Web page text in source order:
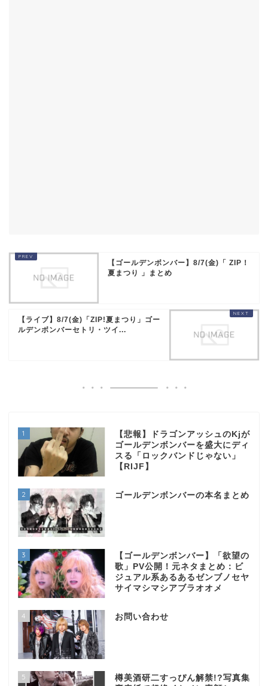
【ゴールデンボンバー】8/7(金)「 ZIP！
夏まつり 」まとめ
【ライブ】8/7(金)「ZIP!夏まつり」ゴー
ルデンボンバーセトリ・ツイ...
1
【悲報】ドラゴンアッシュのKjが
ゴールデンボンバーを盛大にディ
スる「ロックバンドじゃない」
【RIJF】
2 ゴールデンボンバーの本名まとめ
3
【ゴールデンボンバー】「欲望の
歌」PV公開！元ネタまとめ：ビ
ジュアル系あるあるゼンブノセヤ
サイマシマシアブラオオメ
4 お問い合わせ
5
樽美酒研二すっぴん解禁!?写真集